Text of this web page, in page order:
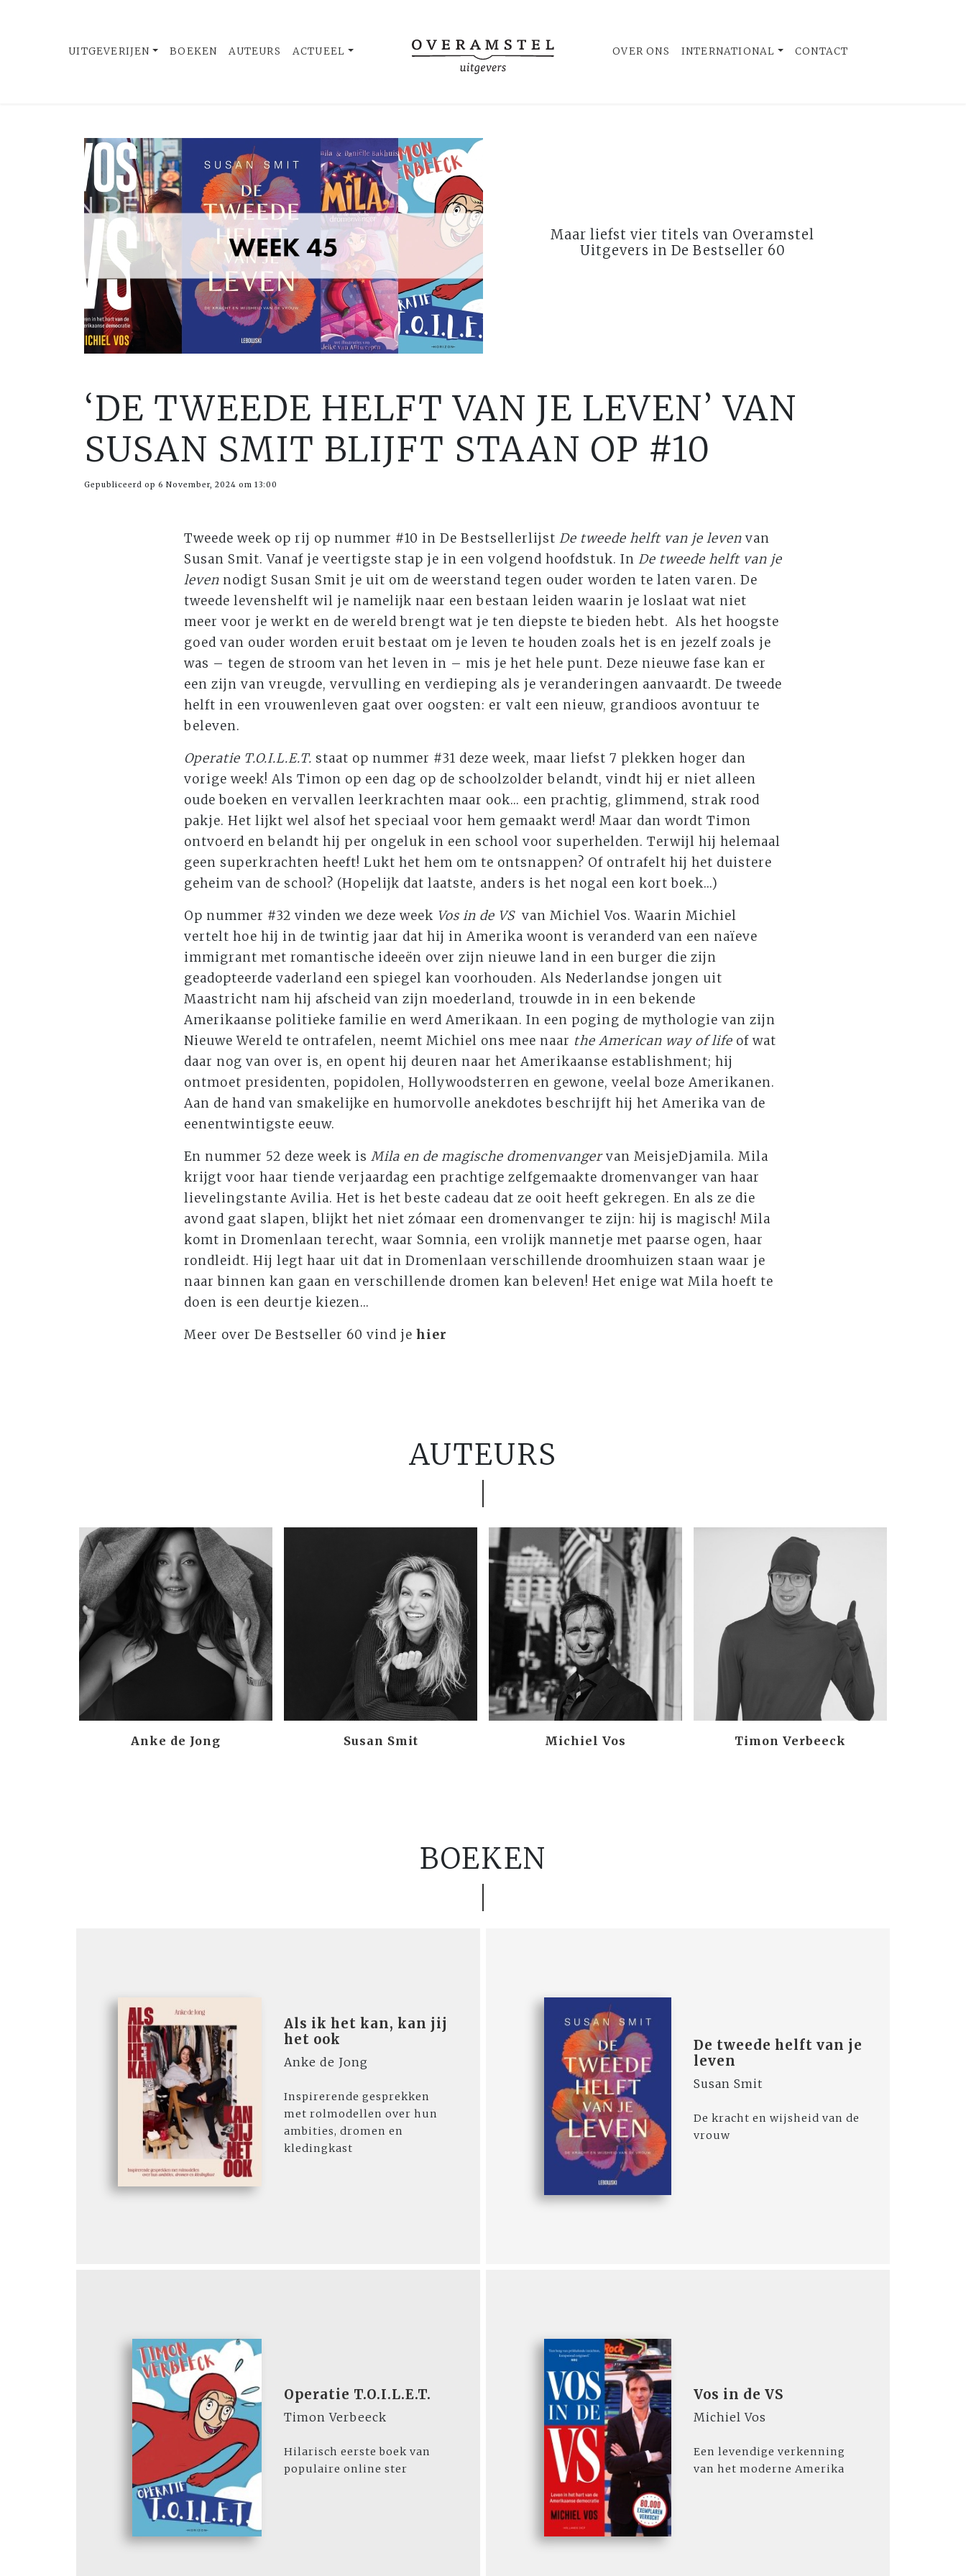
UITGEVERIJEN BOEKEN AUTEURS ACTUEEL OVER ONS INTERNATIONAL CONTACT
Maar liefst vier titels van Overamstel
Uitgevers in De Bestseller 60
‘DE TWEEDE HELFT VAN JE LEVEN’ VAN
SUSAN SMIT BLIJFT STAAN OP #10
Gepubliceerd op 6 November, 2024 om 13:00
Tweede week op rij op nummer #10 in De Bestsellerlijst De tweede helft van je levenvan
Susan Smit. Vanaf je veertigste stap je in een volgend hoofdstuk. In De tweede helft van je
leven nodigt Susan Smit je uit om de weerstand tegen ouder worden te laten varen. De
tweede levenshelft wil je namelijk naar een bestaan leiden waarin je loslaat wat niet
meer voor je werkt en de wereld brengt wat je ten diepste te bieden hebt. Als het hoogste
goed van ouder worden eruit bestaat om je leven te houden zoals het is en jezelf zoals je
was – tegen de stroom van het leven in – mis je het hele punt. Deze nieuwe fase kan er
een zijn van vreugde, vervulling en verdieping als je veranderingen aanvaardt. De tweede
helft in een vrouwenleven gaat over oogsten: er valt een nieuw, grandioos avontuur te
beleven.
Operatie T.O.I.L.E.T. staat op nummer #31 deze week, maar liefst 7 plekken hoger dan
vorige week! Als Timon op een dag op de schoolzolder belandt, vindt hij er niet alleen
oude boeken en vervallen leerkrachten maar ook... een prachtig, glimmend, strak rood
pakje. Het lijkt wel alsof het speciaal voor hem gemaakt werd! Maar dan wordt Timon
ontvoerd en belandt hij per ongeluk in een school voor superhelden. Terwijl hij helemaal
geen superkrachten heeft! Lukt het hem om te ontsnappen? Of ontrafelt hij het duistere
geheim van de school? (Hopelijk dat laatste, anders is het nogal een kort boek...)
Op nummer #32 vinden we deze week Vos in de VS van Michiel Vos. Waarin Michiel
vertelt hoe hij in de twintig jaar dat hij in Amerika woont is veranderd van een naïeve
immigrant met romantische ideeën over zijn nieuwe land in een burger die zijn
geadopteerde vaderland een spiegel kan voorhouden. Als Nederlandse jongen uit
Maastricht nam hij afscheid van zijn moederland, trouwde in in een bekende
Amerikaanse politieke familie en werd Amerikaan. In een poging de mythologie van zijn
Nieuwe Wereld te ontrafelen, neemt Michiel ons mee naar the American way of lifeof wat
daar nog van over is, en opent hij deuren naar het Amerikaanse establishment; hij
ontmoet presidenten, popidolen, Hollywoodsterren en gewone, veelal boze Amerikanen.
Aan de hand van smakelijke en humorvolle anekdotes beschrijft hij het Amerika van de
eenentwintigste eeuw.
En nummer 52 deze week is Mila en de magische dromenvangervan MeisjeDjamila. Mila
krijgt voor haar tiende verjaardag een prachtige zelfgemaakte dromenvanger van haar
lievelingstante Avilia. Het is het beste cadeau dat ze ooit heeft gekregen. En als ze die
avond gaat slapen, blijkt het niet zómaar een dromenvanger te zijn: hij is magisch! Mila
komt in Dromenlaan terecht, waar Somnia, een vrolijk mannetje met paarse ogen, haar
rondleidt. Hij legt haar uit dat in Dromenlaan verschillende droomhuizen staan waar je
naar binnen kan gaan en verschillende dromen kan beleven! Het enige wat Mila hoeft te
doen is een deurtje kiezen...
Meer over De Bestseller 60 vind je hier
AUTEURS
Anke de Jong Susan Smit Michiel Vos Timon Verbeeck
BOEKEN
Als ik het kan, kan jij
het ook
Anke de Jong
Inspirerende gesprekken
met rolmodellen over hun
ambities, dromen en
kledingkast
De tweede helft van je
leven
Susan Smit
De kracht en wijsheid van de
vrouw
Operatie T.O.I.L.E.T.
Timon Verbeeck
Hilarisch eerste boek van
populaire online ster
Vos in de VS
Michiel Vos
Een levendige verkenning
van het moderne Amerika